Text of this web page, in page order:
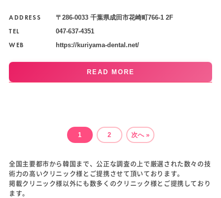
ADDRESS 〒286-0033 千葉県成田市花崎町766-1 2F
TEL 047-637-4351
WEB https://kuriyama-dental.net/
READ MORE
投
稿
の
ジ
送
り
1 2 次へ »
全国主要都市から韓国まで、公正な調査の上で厳選された数々の技
術力の高いクリニック様とご提携させて頂いております。
掲載クリニック様以外にも数多くのクリニック様とご提携しており
ます。